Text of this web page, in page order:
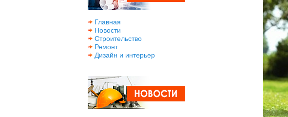
Главная
Новости
Строительство
Ремонт
Дизайн и интерьер